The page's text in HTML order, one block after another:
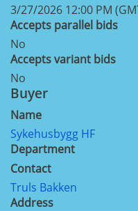
3/27/2026 12:00 PM
Accepts parallel bids
No
Accepts variant bids
No
Buyer
Name
Sykehusbygg HF
Department
Contact
Truls Bakken
Address